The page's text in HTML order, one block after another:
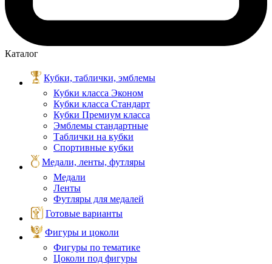
Каталог
Кубки, таблички, эмблемы
Кубки класса Эконом
Кубки класса Стандарт
Кубки Премиум класса
Эмблемы стандартные
Таблички на кубки
Спортивные кубки
Медали, ленты, футляры
Медали
Ленты
Футляры для медалей
Готовые варианты
Фигуры и цоколи
Фигуры по тематике
Цоколи под фигуры